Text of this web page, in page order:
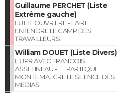
Guillaume PERCHET (Liste
Extrême gauche)
LUTTE OUVRIERE - FAIRE
ENTENDRE LE CAMP DES
TRAVAILLEURS
William DOUET (Liste Divers)
L'UPR AVEC FRANCOIS
ASSELINEAU - LE PARTI QUI
MONTE MALGRE LE SILENCE DES
MEDIAS